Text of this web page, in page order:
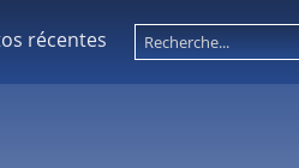
récentes